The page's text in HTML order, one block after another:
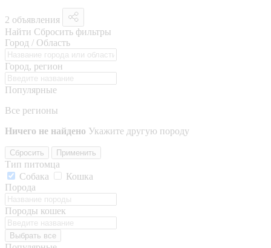
2 объявления
Найти Сбросить фильтры
Город / Область
Город, регион
Популярные
Все регионы
Ничего не найдено Укажите другую породу
Сбросить Применить
Тип питомца
Собака
Кошка
Порода
Породы кошек
Выбрать все